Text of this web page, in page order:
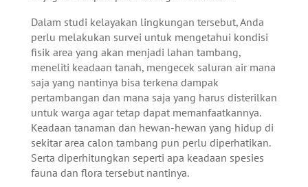
Dalam studi kelayakan lingkungan tersebut, Anda
perlu melakukan survei untuk mengetahui kondisi
fisik area yang akan menjadi lahan tambang,
meneliti keadaan tanah, mengecek saluran air mana
saja yang nantinya bisa terkena dampak
pertambangan dan mana saja yang harus disterilkan
untuk warga agar tetap dapat memanfaatkannya.
Keadaan tanaman dan hewan-hewan yang hidup di
sekitar area calon tambang pun perlu diperhatikan.
Serta diperhitungkan seperti apa keadaan spesies
fauna dan flora tersebut nantinya.